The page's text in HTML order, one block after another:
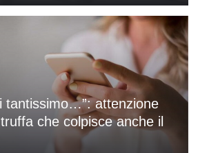
tantissimo…”: attenzione
che colpisce anche il